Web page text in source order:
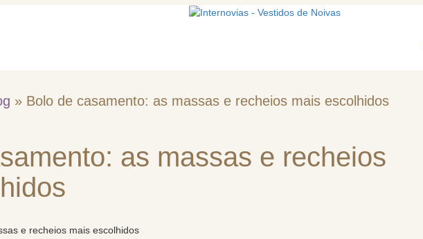
» Bolo de casamento: as massas e recheios mais escolhidos
as massas e recheios